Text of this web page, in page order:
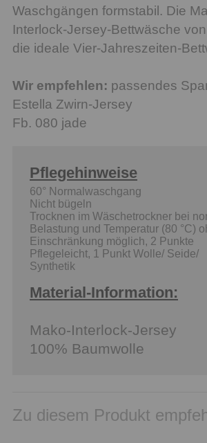
Waschgängen formstabil. Die
Interlock-Jersey-Bettwäsche
die ideale Vier-Jahreszeiten-
Wir empfehlen: passendes
Estella Zwirn-Jersey
Fb. 080 jade
Pflegehinweise
60° Normalwaschgang
Nicht bügeln
Trocknen im Wäschetrockner bei
Belastung und Temperatur (80 °C)
Einschränkung möglich, 2 Punkte
Pflegeleicht, 1 Punkt Wolle/ Seide/
Synthetik
Material-Information:
Mako-Interlock-Jersey
100% Baumwolle
Zu diesem Produkt